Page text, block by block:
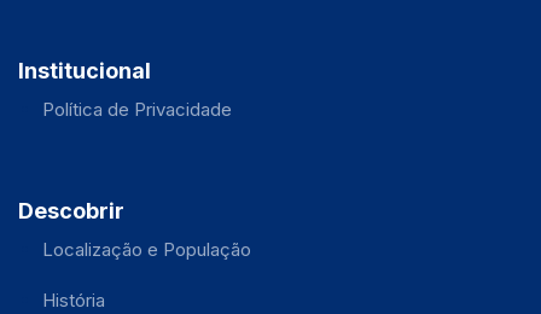
Institucional
Política de Privacidade
Descobrir
Localização e População
História